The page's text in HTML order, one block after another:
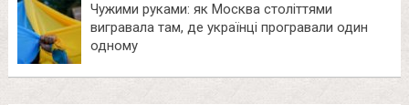
Чужими руками: як Москва століттями
вигравала там, де українці програвали один
одному